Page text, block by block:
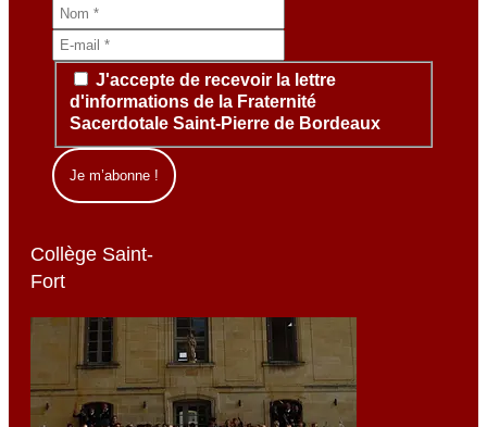
J'accepte de recevoir la lettre
d'informations de la Fraternité
Sacerdotale Saint-Pierre de Bordeaux
Collège Saint-
Fort